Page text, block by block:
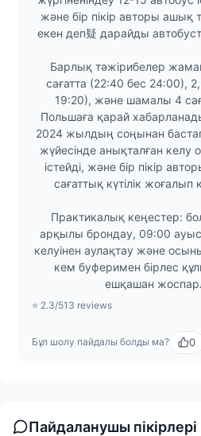
және бір пікір авторы ашық
екен деп疑 дарайды
Барлық тәжірибелер
сағатта (22:40 бес 24:00),
19:20), және шамалы 4
Польшаға қарай
2024 жылдың соңынан
жүйесінде анықталған
істейді, және бір пікір
сағаттық күтілік жоғалып
Практикалық кеңестер:
арқылы брондау, 09:00
келуінен аулақтау және
кем буферимен бірлес
ешқашан
⭐ 2.3/513 reviews
Бұл шолу пайдалы болды ма? 0
Пайдаланушы пікірлері